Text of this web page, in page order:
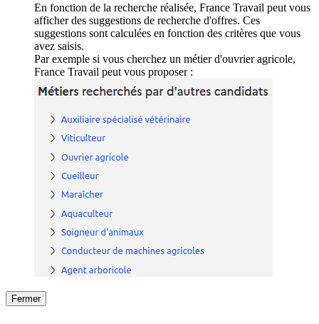
En fonction de la recherche réalisée, France Travail peut vous
afficher des suggestions de recherche d'offres. Ces
suggestions sont calculées en fonction des critères que vous
avez saisis.
Par exemple si vous cherchez un métier d'ouvrier agricole,
France Travail peut vous proposer :
Fermer